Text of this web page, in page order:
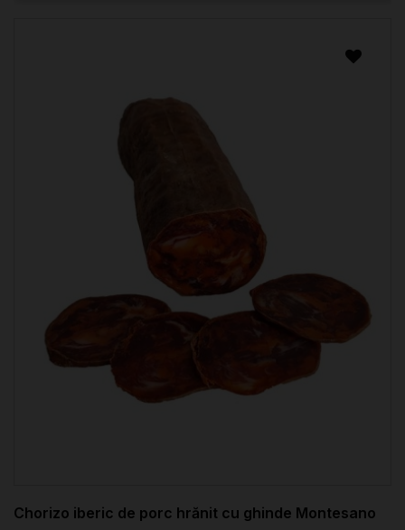
Chorizo iberic de porc hrănit cu ghinde Montesano